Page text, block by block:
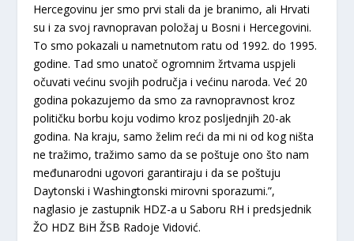
Hercegovinu jer smo prvi stali da je branimo, ali Hrvati
su i za svoj ravnopravan položaj u Bosni i Hercegovini.
To smo pokazali u nametnutom ratu od 1992. do 1995.
godine. Tad smo unatoč ogromnim žrtvama uspjeli
očuvati većinu svojih područja i većinu naroda. Već 20
godina pokazujemo da smo za ravnopravnost kroz
političku borbu koju vodimo kroz posljednjih 20-ak
godina. Na kraju, samo želim reći da mi ni od kog ništa
ne tražimo, tražimo samo da se poštuje ono što nam
međunarodni ugovori garantiraju i da se poštuju
Daytonski i Washingtonski mirovni sporazumi.”,
naglasio je zastupnik HDZ-a u Saboru RH i predsjednik
ŽO HDZ BiH ŽSB Radoje Vidović.